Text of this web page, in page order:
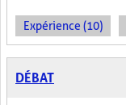
Expérience (10)
DÉBAT